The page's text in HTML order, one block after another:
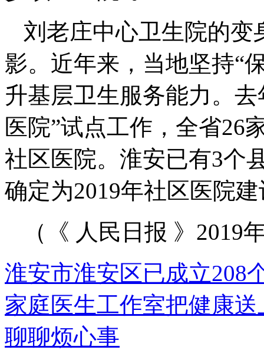
刘老庄中心卫生院的变
影。近年来，当地坚持“
升基层卫生服务能力。
医院”试点工作，全省26
社区医院。淮安已有3个
确定为2019年社区医院
（《 人民日报 》2019
淮安市淮安区已成立208
家庭医生工作室把健康
聊聊烦心事